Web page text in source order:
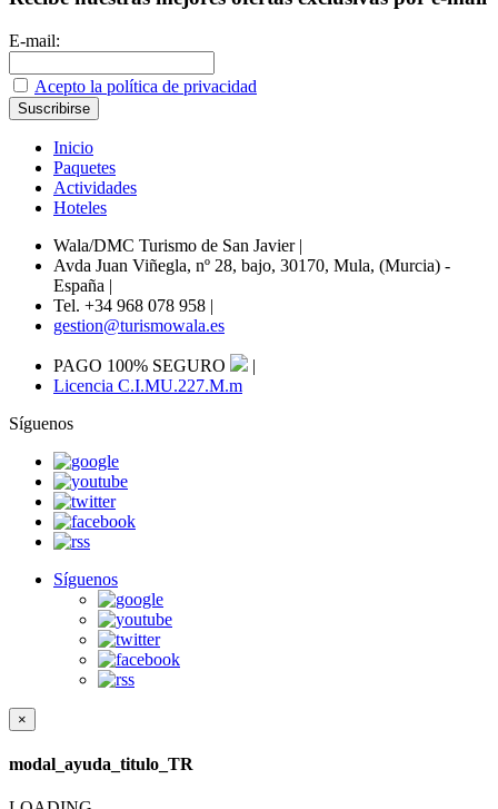
E-mail:
Acepto la política de privacidad
Inicio
Paquetes
Actividades
Hoteles
Wala/DMC Turismo de San Javier |
Avda Juan Viñegla, nº 28, bajo, 30170, Mula, (Murcia) -
España |
Tel. +34 968 078 958 |
gestion@turismowala.es
PAGO 100% SEGURO
|
Licencia C.I.MU.227.M.m
Síguenos
Síguenos
×
modal_ayuda_titulo_TR